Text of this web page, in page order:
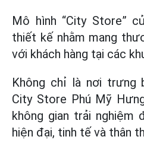
Mô hình “City Store”
thiết kế nhằm mang
với khách hàng tại các
Không chỉ là nơi trưng
City Store Phú Mỹ
không gian trải nghiệm
hiện đại, tinh tế và thân